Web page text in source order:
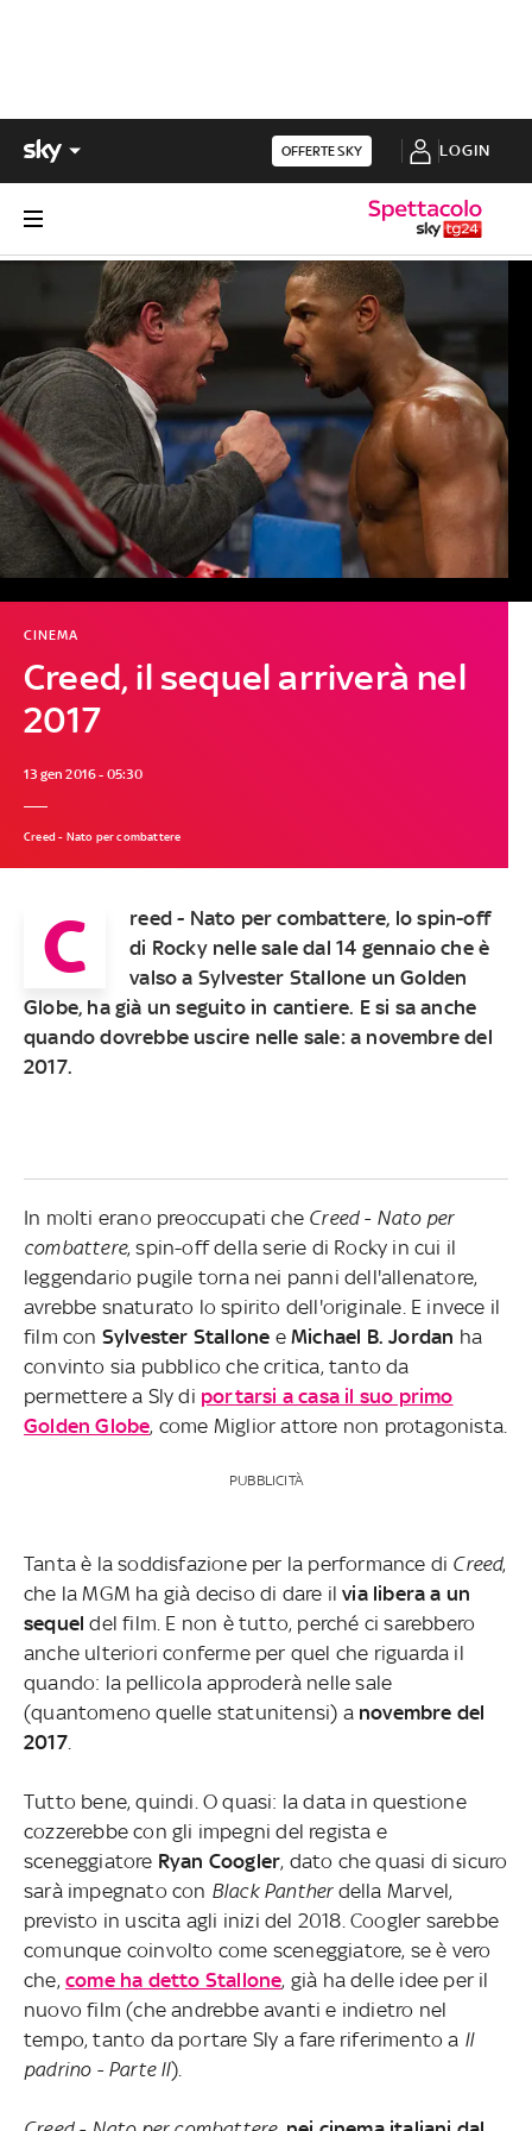
OFFERTE SKY LOGIN
Creed, il sequel arriverà nel
2017
CINEMA
13 gen 2016 - 05:30
Creed - Nato per combattere
C
reed - Nato per combattere, lo spin-off
di Rocky nelle sale dal 14 gennaio che è
valso a Sylvester Stallone un Golden
Globe, ha già un seguito in cantiere. E si sa anche
quando dovrebbe uscire nelle sale: a novembre del
2017.
In molti erano preoccupati che Creed - Nato per
combattere, spin-off della serie di Rocky in cui il
leggendario pugile torna nei panni dell'allenatore,
avrebbe snaturato lo spirito dell'originale. E invece il
film con Sylvester Stallone eMichael B. Jordan ha
convinto sia pubblico che critica, tanto da
permettere a Sly di portarsi a casa il suo primo
Golden Globe, come Miglior attore non protagonista.
PUBBLICITÀ
Tanta è la soddisfazione per la performance di Creed,
che la MGM ha già deciso di dare ilvia libera a un
sequel del film. E non è tutto, perché ci sarebbero
anche ulteriori conferme per quel che riguarda il
quando: la pellicola approderà nelle sale
(quantomeno quelle statunitensi) a novembre del
2017.
Tutto bene, quindi. O quasi: la data in questione
cozzerebbe con gli impegni del regista e
sceneggiatore Ryan Coogler, dato che quasi di sicuro
sarà impegnato con Black Pantherdella Marvel,
previsto in uscita agli inizi del 2018. Coogler sarebbe
comunque coinvolto come sceneggiatore, se è vero
che, come ha detto Stallone, già ha delle idee per il
nuovo film (che andrebbe avanti e indietro nel
tempo, tanto da portare Sly a fare riferimento a Il
padrino - Parte II).